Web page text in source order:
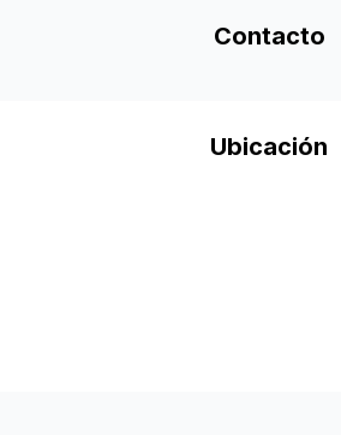
Contacto
Ubicación